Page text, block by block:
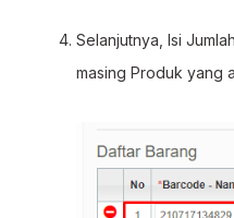
Selanjutnya, Isi
masing Produk yang